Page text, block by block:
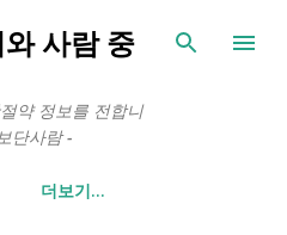
츠로 건너뛰기
사람 중
절약 정보를 전합니
단사람 -
더보기…